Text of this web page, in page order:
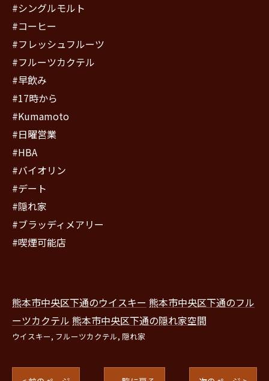
#シングルモルト
#コーヒー
#フレッシュフルーツ
#フルーツカクテル
#早飲み
#17時から
#Kumamoto
#日曜営業
#HBA
#バイオリン
#デート
#隠れ家
#ブラッディメアリー
#喫煙可能店
熊本市中央区下通のウイスキー 熊本市中央区下通のフル
ーツカクテル 熊本市中央区下通の隠れ家空間
ウイスキー フルーツカクテル 隠れ家